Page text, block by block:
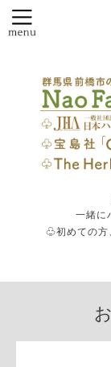
一緒に
♧初めての方